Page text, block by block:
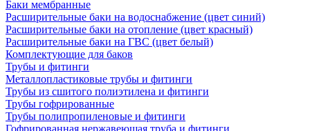
Баки мембранные
Расширительные баки на водоснабжение (цвет синий)
Расширительные баки на отопление (цвет красный)
Расширительные баки на ГВС (цвет белый)
Комплектующие для баков
Трубы и фитинги
Металлопластиковые трубы и фитинги
Трубы из сшитого полиэтилена и фитинги
Трубы гофрированные
Трубы полипропиленовые и фитинги
Гофрированная нержавеющая труба и фитинги